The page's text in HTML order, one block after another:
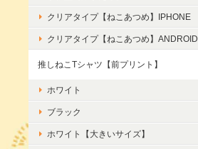
クリアタイプ【ねこあつめ】IPHONE
クリアタイプ【ねこあつめ】ANDROID
推しねこTシャツ【前プリント】
ホワイト
ブラック
ホワイト【大きいサイズ】